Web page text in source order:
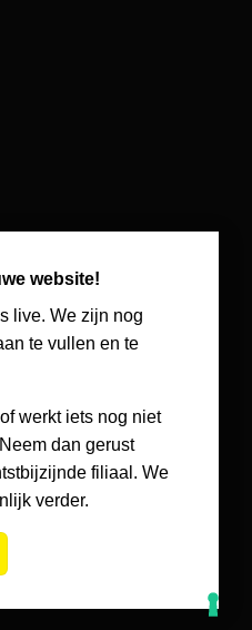
website!
live. We zijn nog
te vullen en te
werkt iets nog niet
dan gerust
filiaal. We
verder.